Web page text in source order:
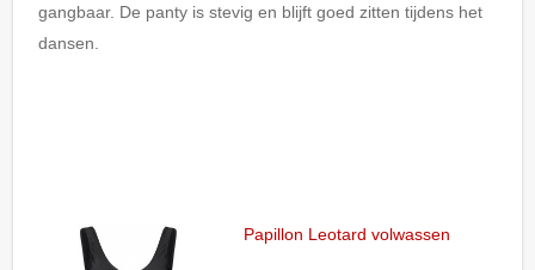
gangbaar. De panty is stevig en blijft goed zitten tijdens het
dansen.
Papillon Leotard volwassen